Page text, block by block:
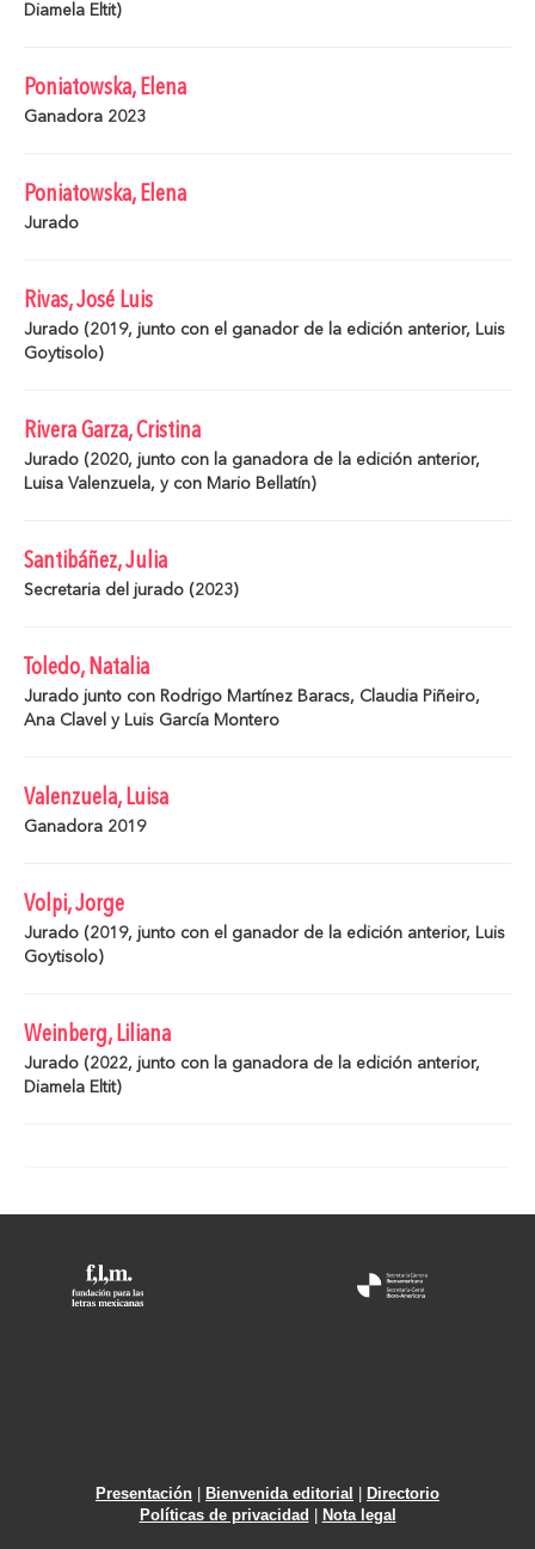
Diamela Eltit)
Poniatowska, Elena
Ganadora 2023
Poniatowska, Elena
Jurado
Rivas, José Luis
Jurado (2019, junto con el ganador de la edición anterior, Luis
Goytisolo)
Rivera Garza, Cristina
Jurado (2020, junto con la ganadora de la edición anterior,
Luisa Valenzuela, y con Mario Bellatín)
Santibáñez, Julia
Secretaria del jurado (2023)
Toledo, Natalia
Jurado junto con Rodrigo Martínez Baracs, Claudia Piñeiro,
Ana Clavel y Luis García Montero
Valenzuela, Luisa
Ganadora 2019
Volpi, Jorge
Jurado (2019, junto con el ganador de la edición anterior, Luis
Goytisolo)
Weinberg, Liliana
Jurado (2022, junto con la ganadora de la edición anterior,
Diamela Eltit)
Presentación Bienvenida editorial
Directorio
Políticas de privacidad
Nota legal